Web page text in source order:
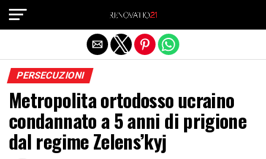
PERSECUZIONI
Metropolita ortodosso ucraino
condannato a 5 anni di prigione
dal regime Zelens’kyj
Exit mobile version